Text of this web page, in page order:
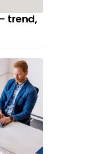
trend,